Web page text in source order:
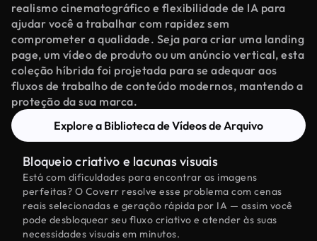
realismo cinematográfico e flexibilidade de IA para
ajudar você a trabalhar com rapidez sem
comprometer a qualidade. Seja para criar uma landing
page, um vídeo de produto ou um anúncio vertical, esta
coleção híbrida foi projetada para se adequar aos
fluxos de trabalho de conteúdo modernos, mantendo a
proteção da sua marca.
Explore a Biblioteca de Vídeos de Arquivo
Bloqueio criativo e lacunas visuais
Está com dificuldades para encontrar as imagens
perfeitas? O Coverr resolve esse problema com cenas
reais selecionadas e geração rápida por IA — assim você
pode desbloquear seu fluxo criativo e atender às suas
necessidades visuais em minutos.